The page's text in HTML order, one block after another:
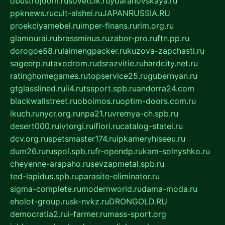
ppknews.rucult-alshei.ruJAPANRUSSIA.RU
proekciyamebel.ruimper-finans.rurim.org.ru
glamourai.rubrassminus.ruzabor-pro.ruftn.pp.ru
dorogoe58.rulaimengpacker.rukuzova-zapchasti.ru
sageerp.rutaxodrom.rudsrazvitie.ruhardcity.net.ru
ratinghomegames.rutopservice25.rugubernyan.ru
gtglasslined.ruii4.rutssport.spb.ruandorra24.com
blackwallstreet.ruoboimos.ruoptim-doors.com.ru
ikuch.runycr.org.runpa21.ruvremya-ch.spb.ru
desert000.ruivtorgi.ruifiori.rucatalog-statei.ru
dcv.org.ruspetsmaster174.ruipkameryhiseeu.ru
dum26.ruruspol.spb.rufr-opendp.rukam-solnyshko.ru
cheyenne-arapaho.rusevzapmetal.spb.ru
ted-lapidus.spb.ruparasite-eliminator.ru
sigma-complete.rumodernworld.rudama-moda.ru
eholot-group.rusk-nvkz.ruDRONGOLD.RU
democratia2.rui-farmer.rumass-sport.org